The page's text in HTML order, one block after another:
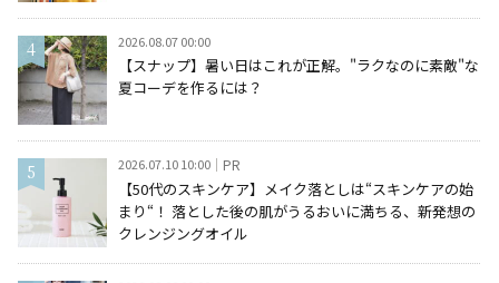
2026.08.07 00:00
【スナップ】暑い日はこれが正解。"ラクなのに素敵"な
夏コーデを作るには？
2026.07.10 10:00 PR
【50代のスキンケア】メイク落としは“スキンケアの始
まり“！ 落とした後の肌がうるおいに満ちる、新発想の
クレンジングオイル